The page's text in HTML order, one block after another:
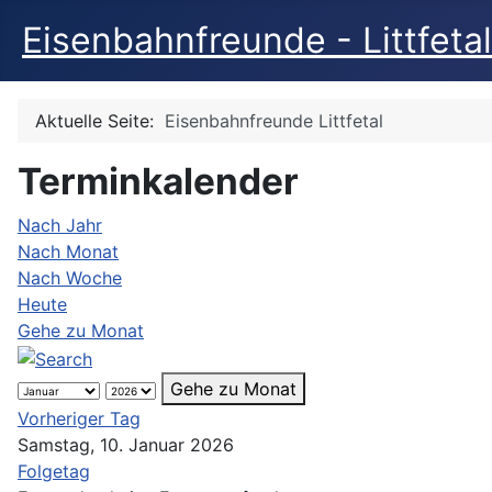
Eisenbahnfreunde -
Aktuelle Seite: Eisenbahnfreunde Littfetal
Terminkalender
Nach Jahr
Nach Monat
Nach Woche
Heute
Gehe zu Monat
Gehe zu Monat
Vorheriger Tag
Samstag, 10. Januar 2026
Folgetag